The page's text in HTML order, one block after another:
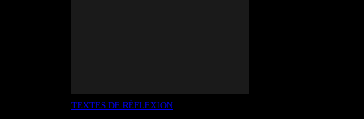
TEXTES DE RÉFLEXION